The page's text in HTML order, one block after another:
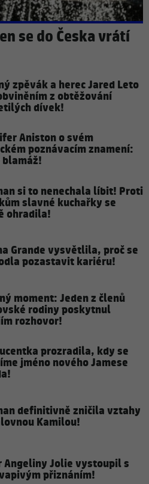
se do Česka vrátí
zpěvák a herec Jared Leto
z obtěžování
dívek!
Aniston o svém
poznávacím znamení:
blamáž!
si to nenechala líbit! Proti
slavné kuchařky se
ohradila!
Grande vysvětlila, proč se
pozastavit kariéru!
moment: Jeden z členů
rodiny poskytnul
rozhovor!
prozradila, kdy se
jméno nového Jamese
definitivně zničila vztahy
Kamilou!
Angeliny Jolie vystoupil s
přiznáním!